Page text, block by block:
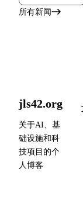
所有新闻
jls42.org
关于AI、基
础设施和科
技项目的个
人博客